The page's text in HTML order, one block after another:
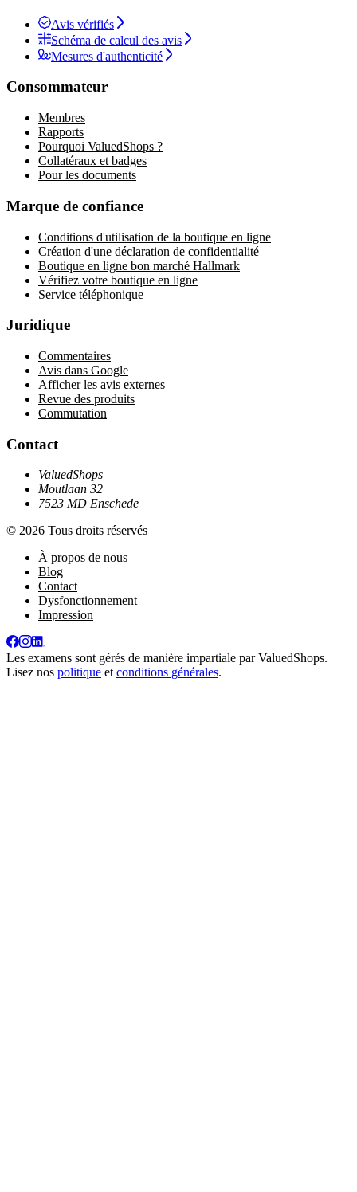
Avis vérifiés
Schéma de calcul des avis
Mesures d'authenticité
Consommateur
Membres
Rapports
Pourquoi ValuedShops ?
Collatéraux et badges
Pour les documents
Marque de confiance
Conditions d'utilisation de la boutique en ligne
Création d'une déclaration de confidentialité
Boutique en ligne bon marché Hallmark
Vérifiez votre boutique en ligne
Service téléphonique
Juridique
Commentaires
Avis dans Google
Afficher les avis externes
Revue des produits
Commutation
Contact
ValuedShops
Moutlaan 32
7523 MD Enschede
© 2026 Tous droits réservés
À propos de nous
Blog
Contact
Dysfonctionnement
Impression
Les examens sont gérés de manière impartiale parValuedShops.
Lisez nos politique et conditions générales.